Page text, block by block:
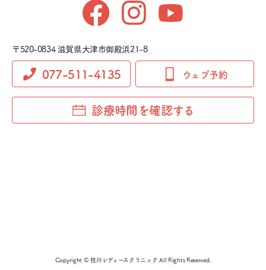
〒520-0834 滋賀県大津市御殿浜21-8
077-511-4135 ウェブ予約
診療時間を確認する
Copyright © 桂川レディースクリニック All Rights Reserved.